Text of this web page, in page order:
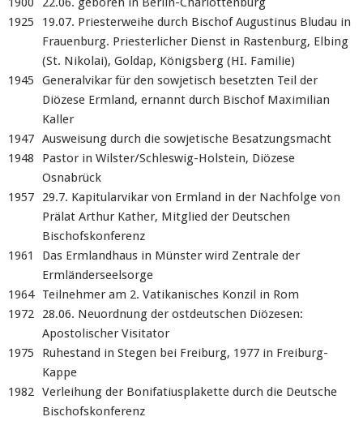
1925
19.07. Priesterweihe durch Bischof Augustinus Bludau in
Frauenburg. Priesterlicher Dienst in Rastenburg, Elbing
(St. Nikolai), Goldap, Königsberg (HI. Familie)
1945
Generalvikar für den sowjetisch besetzten Teil der
Diözese Ermland, ernannt durch Bischof Maximilian
Kaller
1947 Ausweisung durch die sowjetische Besatzungsmacht
1948
Pastor in Wilster/Schleswig-Holstein, Diözese
Osnabrück
1957
29.7. Kapitularvikar von Ermland in der Nachfolge von
Prälat Arthur Kather, Mitglied der Deutschen
Bischofskonferenz
1961
Das Ermlandhaus in Münster wird Zentrale der
Ermländerseelsorge
1964
Teilnehmer am 2. Vatikanisches Konzil in Rom
1972
28.06. Neuordnung der ostdeutschen Diözesen:
Apostolischer Visitator
1975
Ruhestand in Stegen bei Freiburg, 1977 in Freiburg-
Kappe
1982 Verleihung der Bonifatiusplakette durch die Deutsche
Bischofskonferenz